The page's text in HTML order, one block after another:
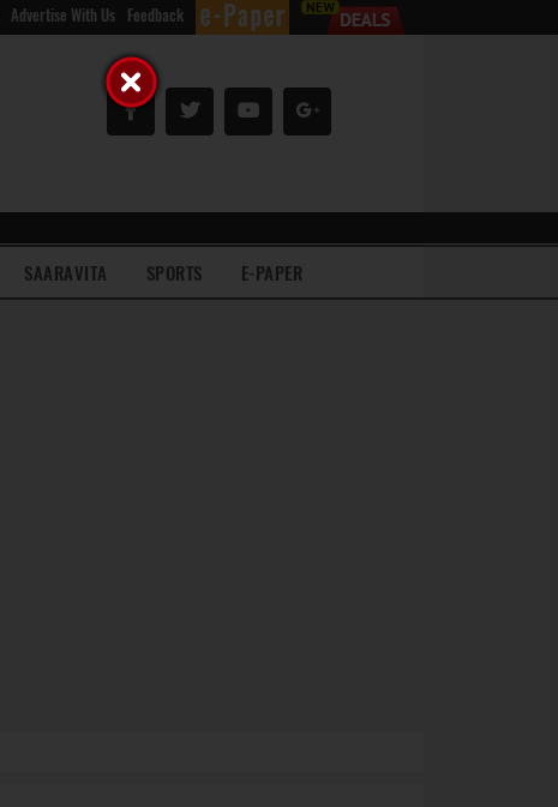
Advertise With Us Feedback
SAARAVITA SPORTS E-PAPER